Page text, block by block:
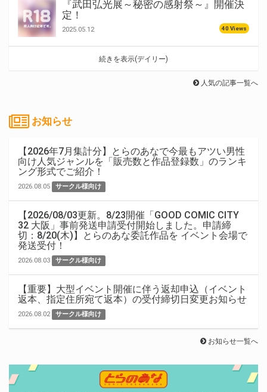
『武田弘光展～秘密の感射祭～』開催決
定！
2025.05.12 40 Views
続きを表示(デイリー)
人気の記事一覧へ
お知らせ
【2026年7月集計分】とらのあなで今最もアツい男性
向け人気ジャンルを「販売数と作品登録数」のランキ
ング形式でご紹介！
2026.08.05 サークル様向け
【2026/08/03更新。8/23開催「GOOD COMIC CITY
32 大阪」事前発送申請受付開始しました。申請締
切：8/20(木)】とらのあな委託作品を イベント会場で
発送受付！
2026.08.03 サークル様向け
【重要】大型イベント開催に伴う返却申込（イベント
返本、指定住所宛て返本）の受付締切日変更お知らせ
2026.08.02 サークル様向け
お知らせ一覧へ